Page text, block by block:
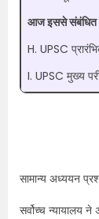
आज इससे संबंधित
H. UPSC
I. UPSC मुख्य
सामान्य अध्ययन
सर्वोच्च न्यायालय